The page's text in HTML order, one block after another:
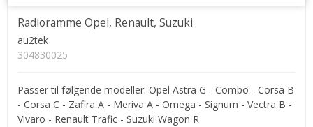
Radioramme Opel, Renault, Suzuki
au2tek
304830025
Passer til følgende modeller: Opel Astra G - Combo - Corsa B
- Corsa C - Zafira A - Meriva A - Omega - Signum - Vectra B -
Vivaro - Renault Trafic - Suzuki Wagon R